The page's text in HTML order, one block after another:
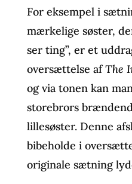
For eksempel i
mærkelige søster,
ser ting”, er et
oversættelse afThe
og via tonen kan
storebrors
lillesøster. Denne
bibeholde i
originale sætning